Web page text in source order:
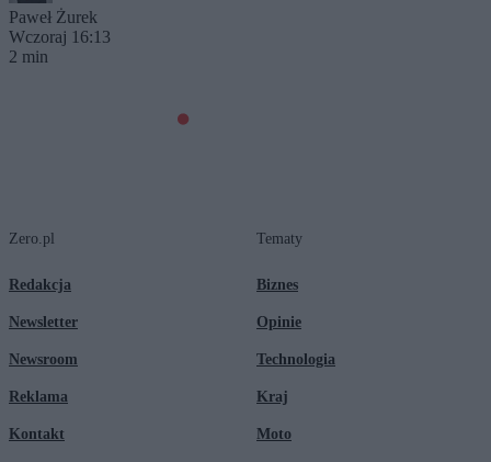
Paweł Żurek
Wczoraj 16:13
2 min
Zero.pl
Redakcja
Newsletter
Newsroom
Reklama
Kontakt
Tematy
Biznes
Opinie
Technologia
Kraj
Moto